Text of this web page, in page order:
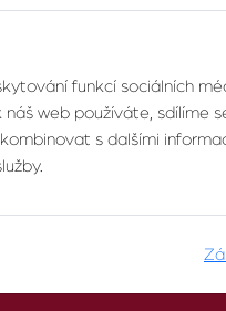
funkcí sociálních
web používáte, sdílíme
s dalšími